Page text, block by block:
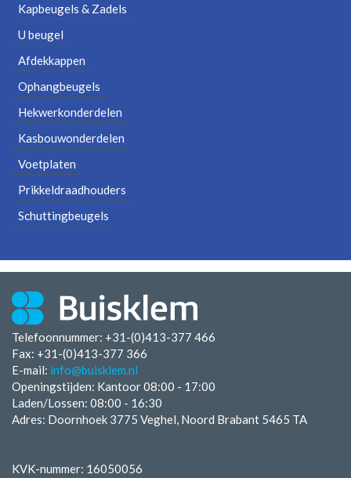
Kapbeugels & Zadels
U beugel
Afdekkappen
Ophangbeugels
Hekwerkonderdelen
Kasbouwonderdelen
Voetplaten
Prikkeldraadhouders
Schuttingbeugels
Telefoonnummer: +31-(0)413-377 466
Fax: +31-(0)413-377 366
E-mail: info@buisklem.nl
Openingstijden: Kantoor 08:00 - 17:00
Laden/Lossen: 08:00 - 16:30
Adres: Doornhoek 3775 Veghel, Noord Brabant 5465 TA
KVK-nummer: 16050056